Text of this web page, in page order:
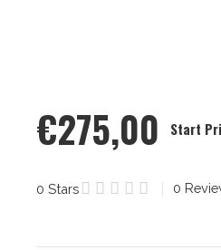
€275,00 Start
0 Stars 0